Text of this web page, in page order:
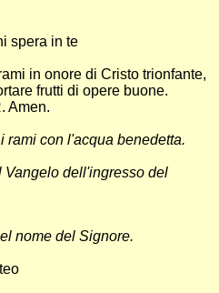
spera in te
in onore di Cristo trionfante,
frutti di opere buone.
Amen.
rami con l'acqua benedetta.
dell'ingresso del
nome del Signore.